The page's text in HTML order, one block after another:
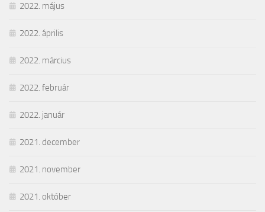
2022. május
2022. április
2022. március
2022. február
2022. január
2021. december
2021. november
2021. október